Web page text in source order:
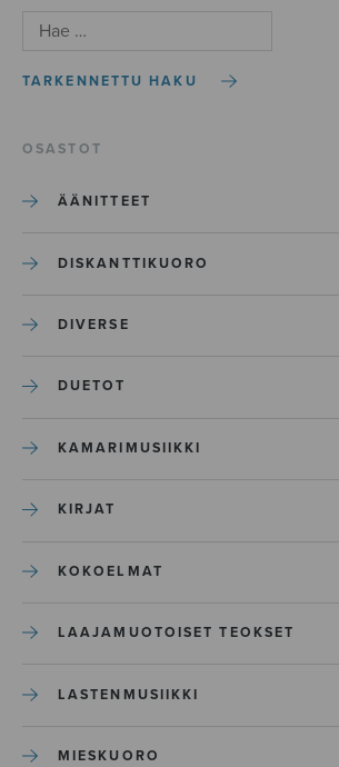
TARKENNETTU HAKU
OSASTOT
ÄÄNITTEET
DISKANTTIKUORO
DIVERSE
DUETOT
KAMARIMUSIIKKI
KIRJAT
KOKOELMAT
LAAJAMUOTOISET TEOKSET
LASTENMUSIIKKI
MIESKUORO